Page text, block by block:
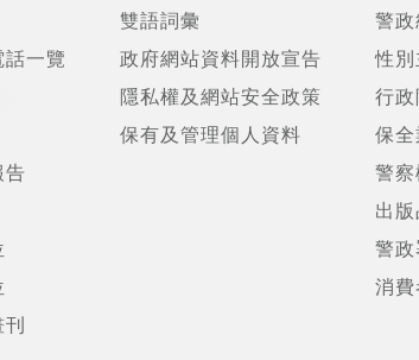
一覽
告
雙語詞彙
政府網站資料開放宣告
隱私權及網站安全政策
保有及管理個人資料
警
性
行
保
警
出
警
消